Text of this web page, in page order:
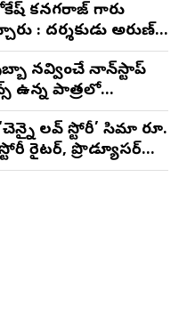
కనగరాజ్ గారు
: దర్శకుడు అరుణ్
నవ్వించే నాన్‌స్టాప్
ఉన్న పాత్రలో
: వరుణ్ తేజ్
లవ్ స్టోరీ’ సినిమా రూ.
రైటర్, ప్రొడ్యూసర్